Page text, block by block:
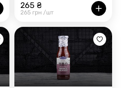
265 ₴
265 грн /шт